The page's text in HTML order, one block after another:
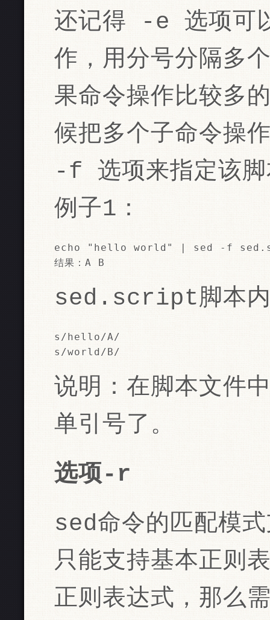
还记得 -e 选项可
作，用分号分隔多
果命令操作比较多
候把多个子命令操
-f 选项来指定该脚
例子1：
echo "hello world" | sed -f
结果：A B
sed.script脚本内
s/hello/A/
s/world/B/
说明：在脚本文件
单引号了。
选项-r
sed命令的匹配模
只能支持基本正则
正则表达式，那么